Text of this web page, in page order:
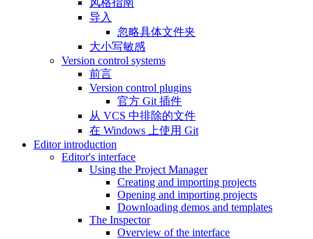
风格指南
导入
忽略具体文件夹
大小写敏感
Version control systems
前言
Version control plugins
官方 Git 插件
从 VCS 中排除的文件
在 Windows 上使用 Git
Editor introduction
Editor's interface
Using the Project Manager
Creating and importing projects
Opening and importing projects
Downloading demos and templates
The Inspector
Overview of the interface